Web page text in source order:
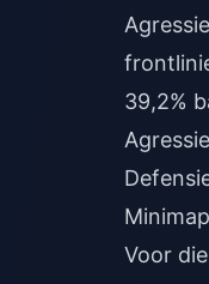
39,2%
Voor